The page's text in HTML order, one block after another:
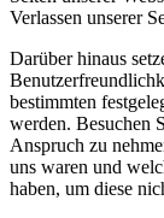
Verlassen unserer
Darüber hinaus
bestimmten
werden. Besuchen
Anspruch zu
uns waren und
haben, um diese